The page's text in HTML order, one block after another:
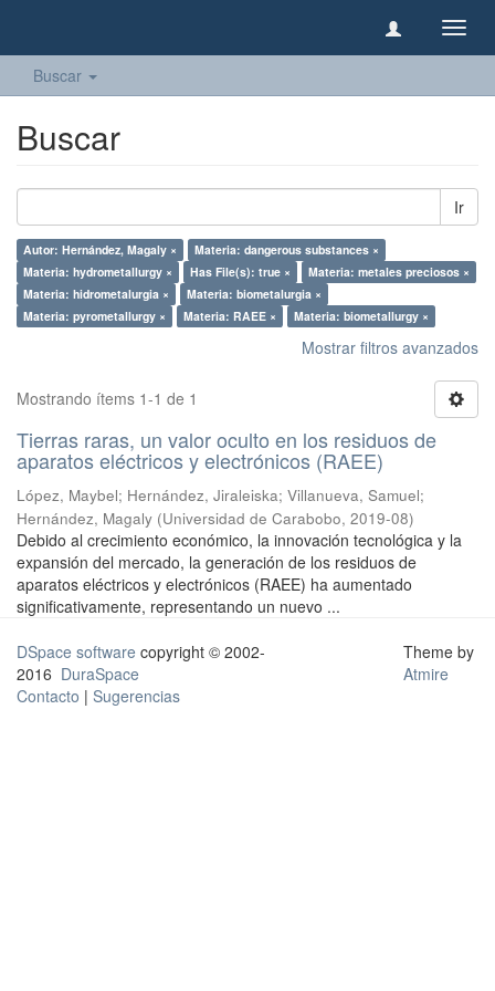
Buscar
Buscar
Ir
Autor: Hernández, Magaly ×
Materia: dangerous substances ×
Materia: hydrometallurgy ×
Has File(s): true ×
Materia: metales preciosos ×
Materia: hidrometalurgia ×
Materia: biometalurgia ×
Materia: pyrometallurgy ×
Materia: RAEE × Materia: biometallurgy ×
Mostrar filtros avanzados
Mostrando ítems 1-1 de 1
Tierras raras, un valor oculto en los residuos de
aparatos eléctricos y electrónicos (RAEE)
López, Maybel; Hernández, Jiraleiska; Villanueva, Samuel;
Hernández, Magaly (Universidad de Carabobo, 2019-08)
Debido al crecimiento económico, la innovación tecnológica y la
expansión del mercado, la generación de los residuos de
aparatos eléctricos y electrónicos (RAEE) ha aumentado
significativamente, representando un nuevo ...
DSpace software copyright © 2002-
2016 DuraSpace
Contacto | Sugerencias
Theme by
Atmire